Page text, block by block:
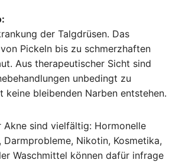
der Talgdrüsen. Das
Pickeln bis zu schmerzhaften
Aus therapeutischer Sicht sind
unbedingt zu
keine bleibenden Narben entstehen.
Akne sind vielfältig: Hormonelle
Darmprobleme, Nikotin, Kosmetika,
Waschmittel können dafür infrage